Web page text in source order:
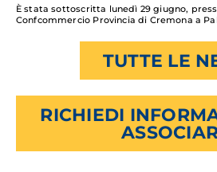
È stata sottoscritta lunedì 29 giugno,
Confcommercio Provincia di Cremona a
TUTTE LE
RICHIEDI